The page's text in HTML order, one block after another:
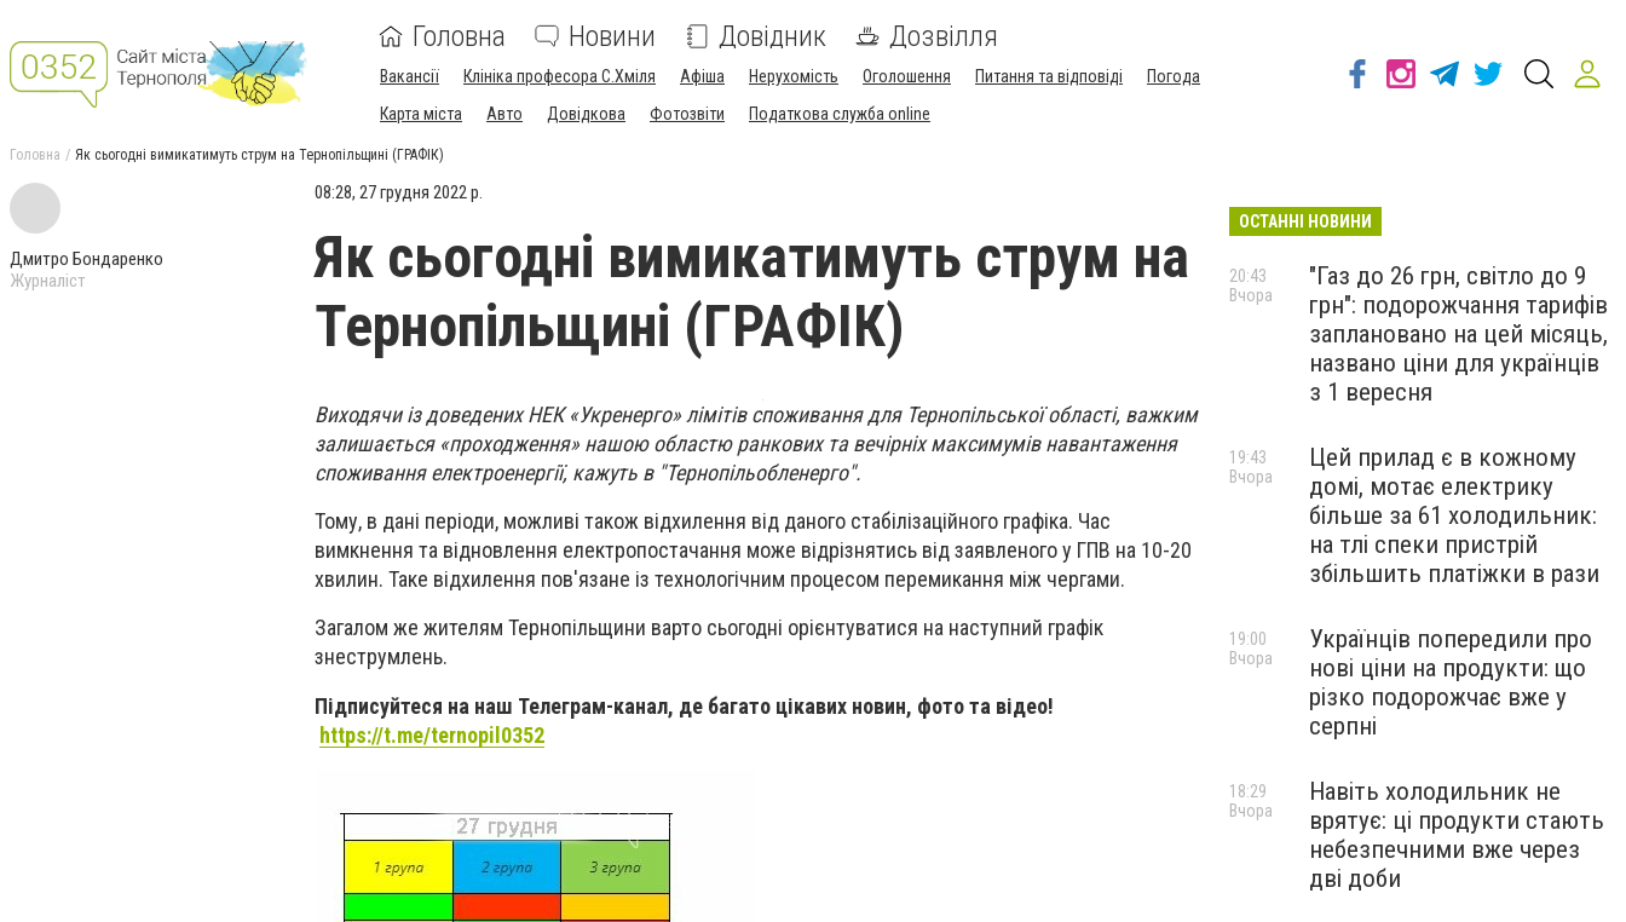
Головна Новини Довідник Дозвілля
Вакансії Клініка професора С.Хміля Афіша Нерухомість Оголошення Питання та відповіді
Погода
Карта міста
Авто Довідкова Фотозвіти Податкова служба online
Головна Як сьогодні вимикатимуть струм на Тернопільщині (ГРАФІК)
Дмитро Бондаренко
Журналіст
08:28, 27 грудня 2022 р.
Як сьогодні вимикатимуть струм на
Тернопільщині (ГРАФІК)
Виходячи із доведених НЕК «Укренерго» лімітів споживання для Тернопільської області, важким
залишається «проходження» нашою областю ранкових та вечірніх максимумів навантаження
споживання електроенергії, кажуть в "Тернопільобленерго".
Тому, в дані періоди, можливі також відхилення від даного стабілізаційного графіка. Час
вимкнення та відновлення електропостачання може відрізнятись від заявленого у ГПВ на 10-20
хвилин. Таке відхилення пов'язане із технологічним процесом перемикання між чергами.
Загалом же жителям Тернопільщини варто сьогодні орієнтуватися на наступний графік
знеструмлень.
Підписуйтеся на наш Телеграм-канал, де багато цікавих новин, фото та відео!
https://t.me/ternopil0352
ОСТАННІ НОВИНИ
"Газ до 26 грн, світло до 9
грн": подорожчання тарифів
заплановано на цей місяць,
названо ціни для українців
з 1 вересня
20:43
Вчора
Цей прилад є в кожному
домі, мотає електрику
більше за 61 холодильник:
на тлі спеки пристрій
збільшить платіжки в рази
19:43
Вчора
Українців попередили про
нові ціни на продукти: що
різко подорожчає вже у
серпні
19:00
Вчора
Навіть холодильник не
врятує: ці продукти стають
небезпечними вже через
дві доби
18:29
Вчора